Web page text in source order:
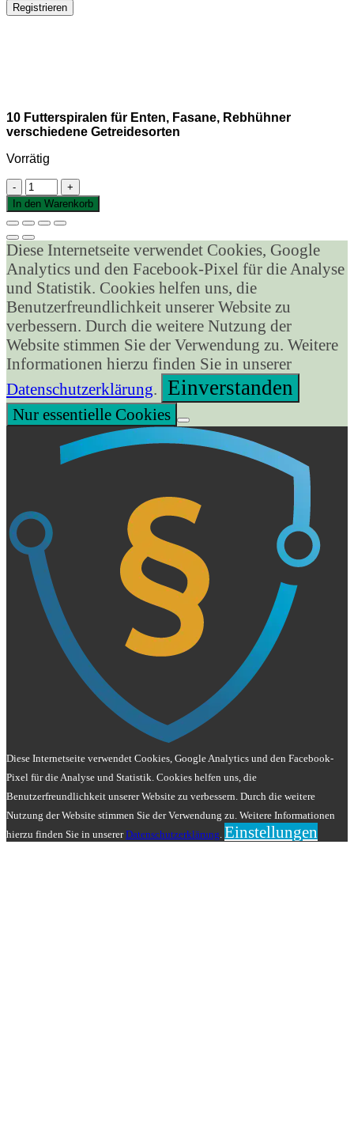
Registrieren
10 Futterspiralen für Enten, Fasane, Rebhühner
verschiedene Getreidesorten
Vorrätig
10
Futterspiralen
für
Enten,
Fasane,
Rebhühner
verschiedene
Getreidesorten
In den Warenkorb
Diese Internetseite verwendet Cookies, Google
Analytics und den Facebook-Pixel für die Analyse
und Statistik. Cookies helfen uns, die
Benutzerfreundlichkeit unserer Website zu
verbessern. Durch die weitere Nutzung der
Website stimmen Sie der Verwendung zu. Weitere
Informationen hierzu finden Sie in unserer
Datenschutzerklärung. Einverstanden
Nur essentielle Cookies
Diese Internetseite verwendet Cookies, Google Analytics und den Facebook-
Pixel für die Analyse und Statistik. Cookies helfen uns, die
Benutzerfreundlichkeit unserer Website zu verbessern. Durch die weitere
Nutzung der Website stimmen Sie der Verwendung zu. Weitere Informationen
hierzu finden Sie in unsererDatenschutzerklärung Einstellungen